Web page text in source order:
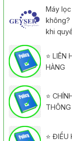
Máy
khi
⭐ LIÊN
HÀNG
⭐
⭐ ĐIỀU